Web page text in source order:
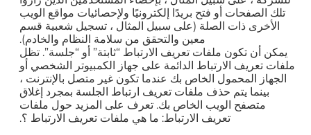
تلك الصفحات أو فتح بريدًا إلكترونيًا ولإحصائيات مواقع الويب
الأخرى ذات الصلة (على سبيل المثال ، تسجيل شعبية قسم
معين والتحقق من سلامة النظام والخادم).
يمكن أن تكون ملفات تعريف الارتباط “ثابتة” أو “جلسة”. تظل
ملفات تعريف الارتباط الدائمة على جهاز الكمبيوتر الشخصي أو
الجهاز المحمول الخاص بك عندما تكون غير متصل بالإنترنت ،
بينما يتم حذف ملفات تعريف ارتباط الجلسة بمجرد إغلاق
متصفح الويب الخاص بك. تعرف على المزيد حول ملفات
تعريف الارتباط: ما هي ملفات تعريف الارتباط ؟.